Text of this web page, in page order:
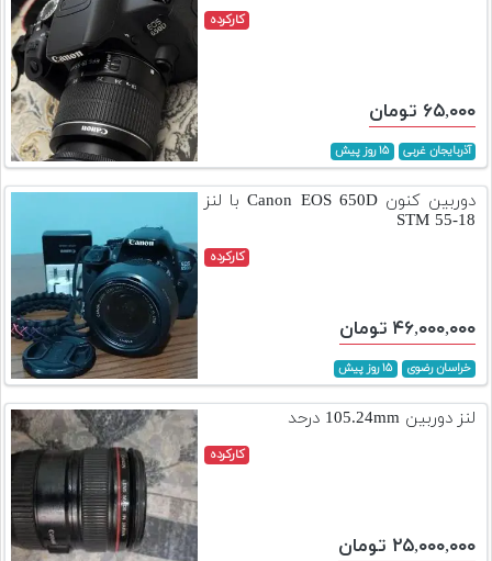
کارکرده
۶۵,۰۰۰ تومان
آذربایجان غربی ۱۵ روز پیش
دوربین کنون Canon EOS 650D با لنز
18-55 STM
کارکرده
۴۶,۰۰۰,۰۰۰ تومان
خراسان رضوی ۱۵ روز پیش
لنز دوربین 105.24mm درحد
کارکرده
۲۵,۰۰۰,۰۰۰ تومان